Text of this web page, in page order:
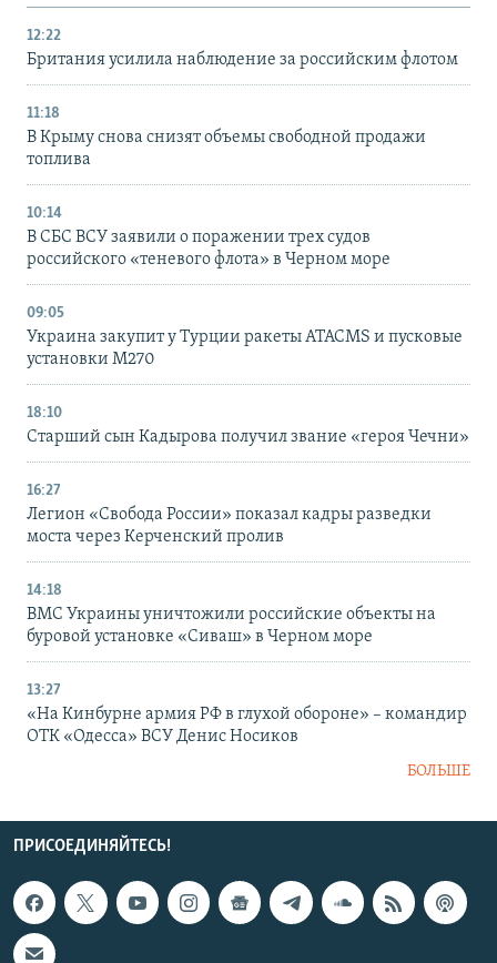
12:22
Британия усилила наблюдение за российским флотом
11:18
В Крыму снова снизят объемы свободной продажи
топлива
10:14
В СБС ВСУ заявили о поражении трех судов
российского «теневого флота» в Черном море
09:05
Украина закупит у Турции ракеты ATACMS и пусковые
установки M270
18:10
Старший сын Кадырова получил звание «героя Чечни»
16:27
Легион «Свобода России» показал кадры разведки
моста через Керченский пролив
14:18
ВМС Украины уничтожили российские объекты на
буровой установке «Сиваш» в Черном море
13:27
«На Кинбурне армия РФ в глухой обороне» – командир
ОТК «Одесса» ВСУ Денис Носиков
БОЛЬШЕ
ПРИСОЕДИНЯЙТЕСЬ!